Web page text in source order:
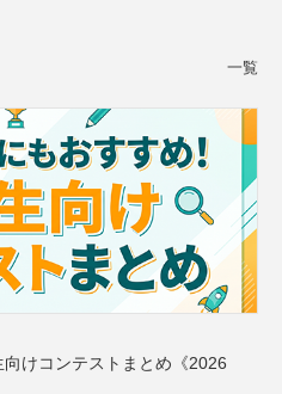
一覧
けコンテストまとめ《2026